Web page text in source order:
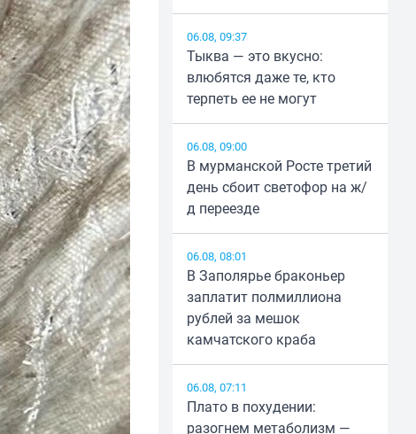
06.08, 09:37
Тыква — это вкусно:
влюбятся даже те, кто
терпеть ее не могут
06.08, 09:00
В мурманской Росте третий
день сбоит светофор на ж/
д переезде
06.08, 08:01
В Заполярье браконьер
заплатит полмиллиона
рублей за мешок
камчатского краба
06.08, 07:11
Плато в похудении:
разогнем метаболизм —